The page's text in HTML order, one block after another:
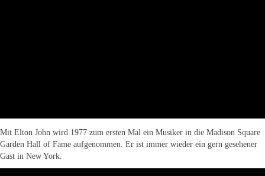
Mit Elton John wird 1977 zum ersten Mal ein Musiker in die Madison Square
Garden Hall of Fame aufgenommen. Er ist immer wieder ein gern gesehener
Gast in New York.